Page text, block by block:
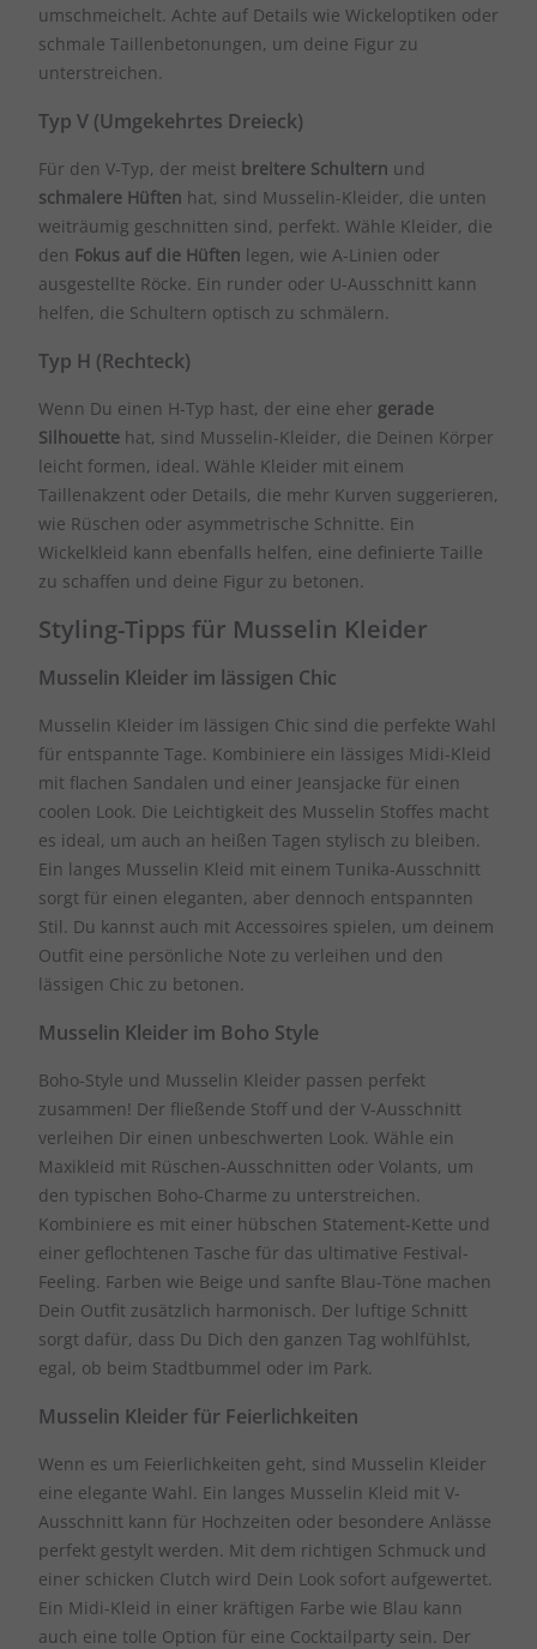
umschmeichelt. Achte auf Details wie Wickeloptiken oder
schmale Taillenbetonungen, um deine Figur zu
unterstreichen.
Typ V (Umgekehrtes Dreieck)
Für den V-Typ, der meist breitere Schultern und
schmalere Hüften hat, sind Musselin-Kleider, die unten
weiträumig geschnitten sind, perfekt. Wähle Kleider, die
den Fokus auf die Hüften legen, wie A-Linien oder
ausgestellte Röcke. Ein runder oder U-Ausschnitt kann
helfen, die Schultern optisch zu schmälern.
Typ H (Rechteck)
Wenn Du einen H-Typ hast, der eine eher gerade
Silhouette hat, sind Musselin-Kleider, die Deinen Körper
leicht formen, ideal. Wähle Kleider mit einem
Taillenakzent oder Details, die mehr Kurven suggerieren,
wie Rüschen oder asymmetrische Schnitte. Ein
Wickelkleid kann ebenfalls helfen, eine definierte Taille
zu schaffen und deine Figur zu betonen.
Styling-Tipps für Musselin Kleider
Musselin Kleider im lässigen Chic
Musselin Kleider im lässigen Chic sind die perfekte Wahl
für entspannte Tage. Kombiniere ein lässiges Midi-Kleid
mit flachen Sandalen und einer Jeansjacke für einen
coolen Look. Die Leichtigkeit des Musselin Stoffes macht
es ideal, um auch an heißen Tagen stylisch zu bleiben.
Ein langes Musselin Kleid mit einem Tunika-Ausschnitt
sorgt für einen eleganten, aber dennoch entspannten
Stil. Du kannst auch mit Accessoires spielen, um deinem
Outfit eine persönliche Note zu verleihen und den
lässigen Chic zu betonen.
Musselin Kleider im Boho Style
Boho-Style und Musselin Kleider passen perfekt
zusammen! Der fließende Stoff und der V-Ausschnitt
verleihen Dir einen unbeschwerten Look. Wähle ein
Maxikleid mit Rüschen-Ausschnitten oder Volants, um
den typischen Boho-Charme zu unterstreichen.
Kombiniere es mit einer hübschen Statement-Kette und
einer geflochtenen Tasche für das ultimative Festival-
Feeling. Farben wie Beige und sanfte Blau-Töne machen
Dein Outfit zusätzlich harmonisch. Der luftige Schnitt
sorgt dafür, dass Du Dich den ganzen Tag wohlfühlst,
egal, ob beim Stadtbummel oder im Park.
Musselin Kleider für Feierlichkeiten
Wenn es um Feierlichkeiten geht, sind Musselin Kleider
eine elegante Wahl. Ein langes Musselin Kleid mit V-
Ausschnitt kann für Hochzeiten oder besondere Anlässe
perfekt gestylt werden. Mit dem richtigen Schmuck und
einer schicken Clutch wird Dein Look sofort aufgewertet.
Ein Midi-Kleid in einer kräftigen Farbe wie Blau kann
auch eine tolle Option für eine Cocktailparty sein. Der